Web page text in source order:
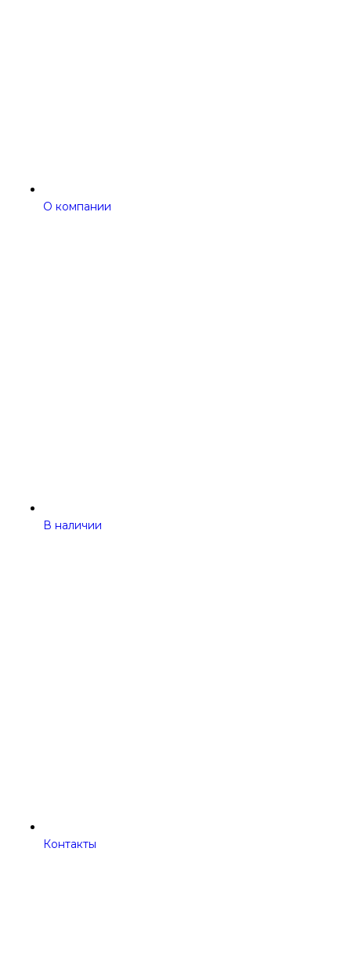
О компании
В наличии
Контакты